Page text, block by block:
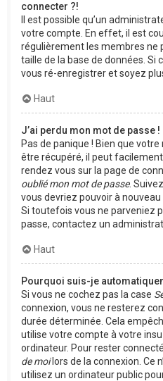
connecter ?!
Il est possible qu’un
votre compte. En effet, il est
régulièrement les membres ne
taille de la base de données. Si
vous ré-enregistrer et soyez
Haut
J’ai perdu mon mot de passe !
Pas de panique ! Bien que
être récupéré, il peut
rendez vous sur la page de
oublié mon mot de passe.
vous devriez pouvoir à
Si toutefois vous ne parveniez
passe, contactez un
Haut
Pourquoi suis-je
Si vous ne cochez pas la case
connexion, vous ne resterez
durée déterminée. Cela
utilise votre compte à votre
ordinateur. Pour rester
de moilors de la connexion. Ce
utilisez un ordinateur public